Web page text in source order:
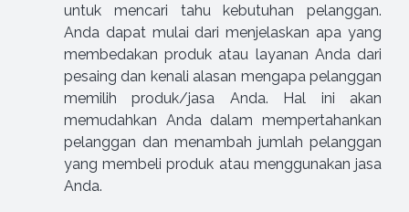
untuk mencari tahu kebutuhan pelanggan.
Anda dapat mulai dari menjelaskan apa yang
membedakan produk atau layanan Anda dari
pesaing dan kenali alasan mengapa pelanggan
memilih produk/jasa Anda. Hal ini akan
memudahkan Anda dalam mempertahankan
pelanggan dan menambah jumlah pelanggan
yang membeli produk atau menggunakan jasa
Anda.